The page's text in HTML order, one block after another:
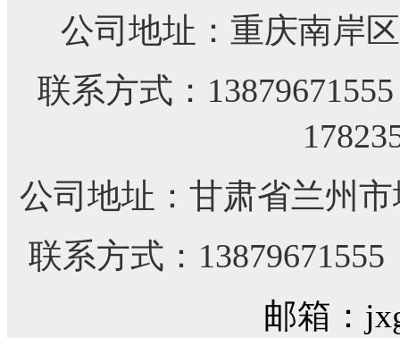
公司地址：重庆南岸
联系方式：
公司地址：甘肃省兰州
联系方式：
邮箱：